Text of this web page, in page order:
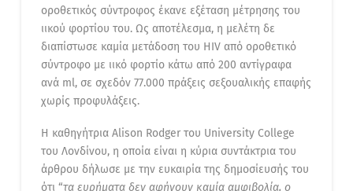
οροθετικός σύντροφος έκανε εξέταση μέτρησης του
ιικού φορτίου του. Ως αποτέλεσμα, η μελέτη δε
διαπίστωσε καμία μετάδοση του HIV από οροθετικό
σύντροφο με ιικό φορτίο κάτω από 200 αντίγραφα
ανά ml, σε σχεδόν 77.000 πράξεις σεξουαλικής επαφής
χωρίς προφυλάξεις.
Η καθηγήτρια Alison Rodger του University College
του Λονδίνου, η οποία είναι η κύρια συντάκτρια του
άρθρου δήλωσε με την ευκαιρία της δημοσίευσής του
ότι “τα ευρήματα δεν αφήνουν καμία αμφιβολία, ο